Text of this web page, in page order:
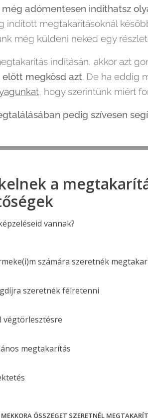
adómentesen indíthatsz
indított megtakarításoknál
még küldeni neked egy
indításán, akkor azt
előtt megkösd azt. De ha eddig
, hogy szerintünk miért
pedig szívesen